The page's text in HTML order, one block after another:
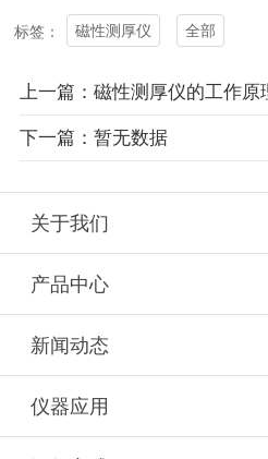
标签： 磁性测厚仪 全部
上一篇：磁性测厚仪的工作原
下一篇：暂无数据
关于我们
产品中心
新闻动态
仪器应用